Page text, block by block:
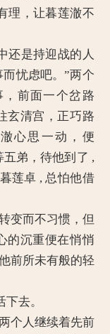
理，让暮莲澈不
是持迎战的人
忧虑吧。”两个
前面一个岔路
玄清宫，正巧路
心思一动，便
弟，待他到了 ,
莲卓 , 总怕他借
变而不习惯，但
的沉重便在悄悄
前所未有般的轻
去。
个人继续着先前